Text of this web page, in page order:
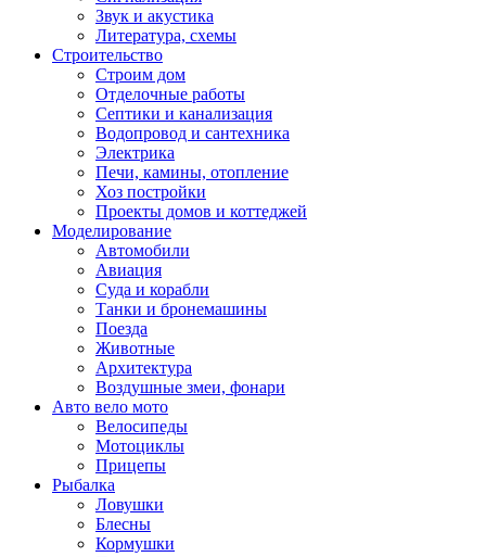
Звук и акустика
Литература, схемы
Строительство
Строим дом
Отделочные работы
Септики и канализация
Водопровод и сантехника
Электрика
Печи, камины, отопление
Хоз постройки
Проекты домов и коттеджей
Моделирование
Автомобили
Авиация
Суда и корабли
Танки и бронемашины
Поезда
Животные
Архитектура
Воздушные змеи, фонари
Авто вело мото
Велосипеды
Мотоциклы
Прицепы
Рыбалка
Ловушки
Блесны
Кормушки